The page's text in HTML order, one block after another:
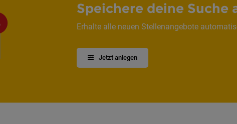
Speichere deine Suche
Erhalte alle neuen Stellenangebote
Jetzt anlegen